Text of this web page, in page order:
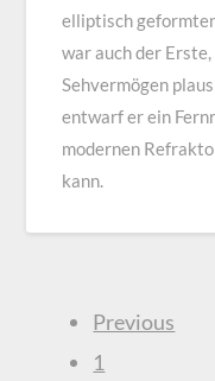
elliptisch
war auch der
Sehvermögen
entwarf er ein
modernen
kann.
Previous
1